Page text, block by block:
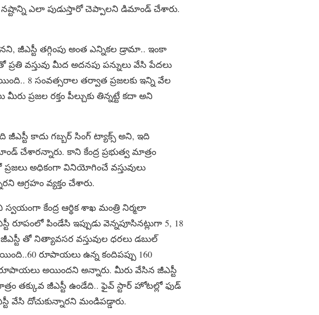
నష్టాన్ని ఎలా పుడుస్తారో చెప్పాలని డిమాండ్ చేశారు.
జీఎస్టీ తగ్గింపు అంత ఎన్నికల డ్రామా.. ఇంకా
వస్తువు మీద అదనపు పన్నులు వేసి పేదలు
8 సంవత్సరాల తర్వాత ప్రజలకు ఇన్ని వేల
ప్రజల రక్తం పీల్చుకు తిన్నట్టే కదా అని
కాదు గబ్బర్ సింగ్ ట్యాక్స్ అని, ఇది
చేశారన్నారు. కాని కేంద్ర ప్రభుత్వ మాత్రం
అధికంగా వినియోగించే వస్తువులు
ఆగ్రహం వ్యక్తం చేశారు.
కేంద్ర ఆర్థిక శాఖ మంత్రి నిర్మలా
పిండేసి ఇప్పుడు వెన్నపూసినట్లుగా 5, 18
తో నిత్యావసర వస్తువుల ధరలు డబుల్
రూపాయలు ఉన్న కందిపప్పు 160
అయిందని అన్నారు. మీరు వేసిన జీఎస్టీ
తక్కువ జీఎస్టీ ఉండేది.. ఫైవ్ స్టార్ హోటల్లో ఫుడ్
వేసి దోచుకున్నారని మండిపడ్డారు.